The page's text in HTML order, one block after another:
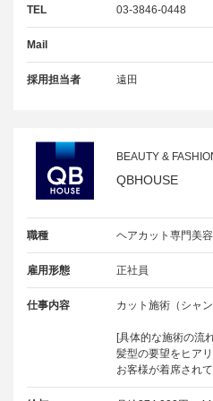
TEL 03-3846-0448
Mail
採用担当者 遠田
BEAUTY &
QBHOUSE
職種 ヘアカット専門美
雇用形態 正社員
仕事内容 カット施術（シャ
[具体的な施術の流
髪型の要望をヒア
お客様が着席され